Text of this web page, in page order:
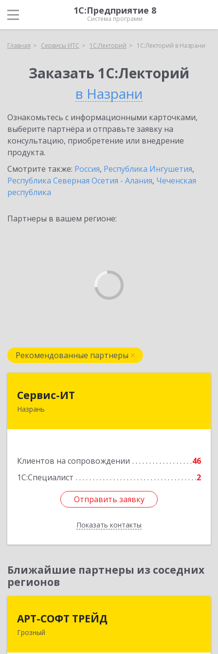
1С:Предприятие 8
Система программ
Главная Сервисы ИТС 1С:Лекторий 1С:Лекторий в Назрани
Заказать 1С:Лекторий
в Назрани
Ознакомьтесь с информационными карточками,
выберите партнёра и отправьте заявку на
консультацию, приобретение или внедрение
продукта.
Смотрите также: Россия, Республика Ингушетия,
Республика Северная Осетия - Алания, Чеченская
республика
Партнеры в вашем регионе:
Рекомендованные партнеры
Сервис-ИТ
Назрань
Клиентов на сопровождении
46
1С:Специалист
2
Отправить заявку
Показать контакты
Подробнее
Отправить заявку
Назад
Ближайшие партнеры из соседних
регионов
АРТ-СОФТ ТРЕЙД
Грозный
364013, Чеченская Респ, Грозный г, Полярников